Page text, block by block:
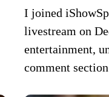
I joined
livestream on
entertainment,
comment